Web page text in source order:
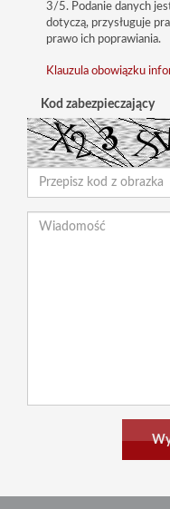
3/5. Podanie danych
dotyczą, przysługuje
prawo ich poprawiania.
Klauzula obowiązku
Kod zabezpieczający